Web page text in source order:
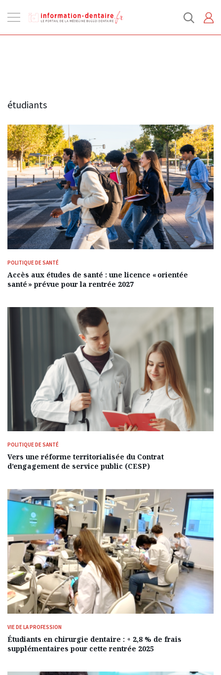
la
étudiants
POLITIQUE DE SANTÉ
Accès aux études de santé : une licence « orientée
santé » prévue pour la rentrée 2027
POLITIQUE DE SANTÉ
Vers une réforme territorialisée du Contrat
d’engagement de service public (CESP)
VIE DE LA PROFESSION
Étudiants en chirurgie dentaire : + 2,8 % de frais
supplémentaires pour cette rentrée 2025